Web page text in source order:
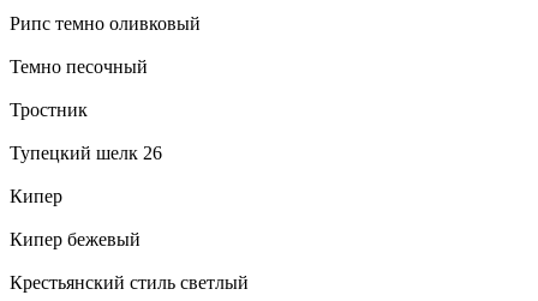
Рипс темно оливковый
Темно песочный
Тростник
Тупецкий шелк 26
Кипер
Кипер бежевый
Крестьянский стиль светлый